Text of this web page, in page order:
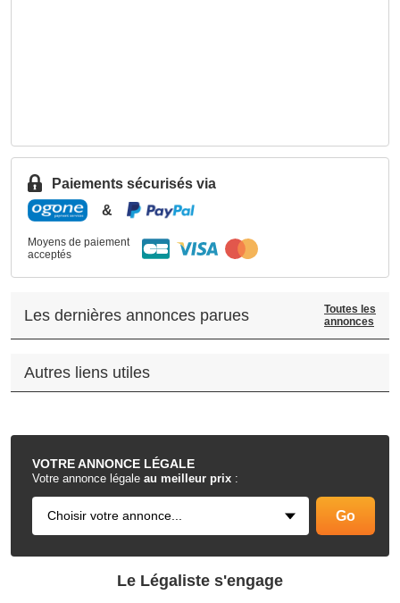
VOTREANNONCE LÉGALE
Votre annonce légale au meilleur prix :
Paiements sécurisés via
&
Moyens de paiement
acceptés
Les dernières annonces parues
Toutes les
annonces
Autres liens utiles
.
Le Légaliste s'engage